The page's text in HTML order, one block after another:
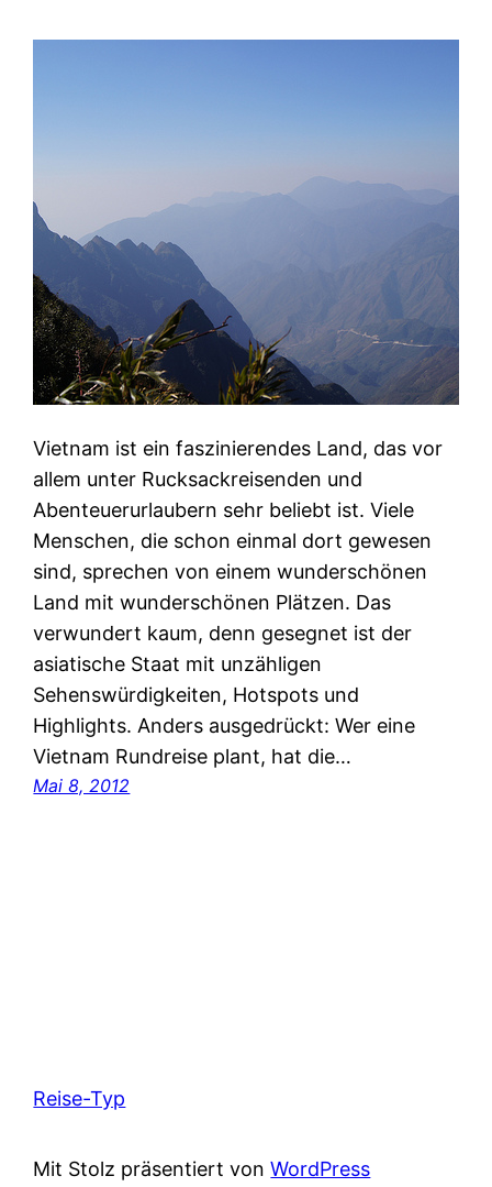
Vietnam ist ein faszinierendes Land, das vor
allem unter Rucksackreisenden und
Abenteuerurlaubern sehr beliebt ist. Viele
Menschen, die schon einmal dort gewesen
sind, sprechen von einem wunderschönen
Land mit wunderschönen Plätzen. Das
verwundert kaum, denn gesegnet ist der
asiatische Staat mit unzähligen
Sehenswürdigkeiten, Hotspots und
Highlights. Anders ausgedrückt: Wer eine
Vietnam Rundreise plant, hat die…
Mai 8, 2012
Reise-Typ
Mit Stolz präsentiert vonWordPress